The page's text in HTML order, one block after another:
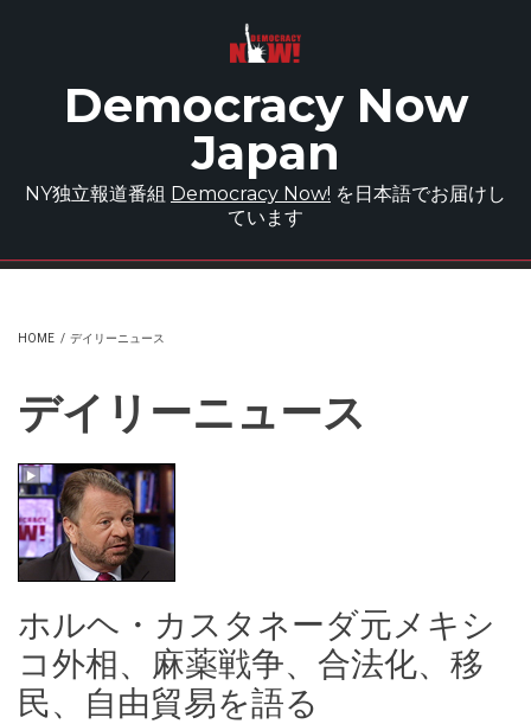
Democracy Now
Japan
NY独立報道番組 Democracy Now! を日本語でお届けし
ています
HOME / デイリーニュース
デイリーニュース
ホルヘ・カスタネーダ元メキシ
コ外相、麻薬戦争、合法化、移
民、自由貿易を語る